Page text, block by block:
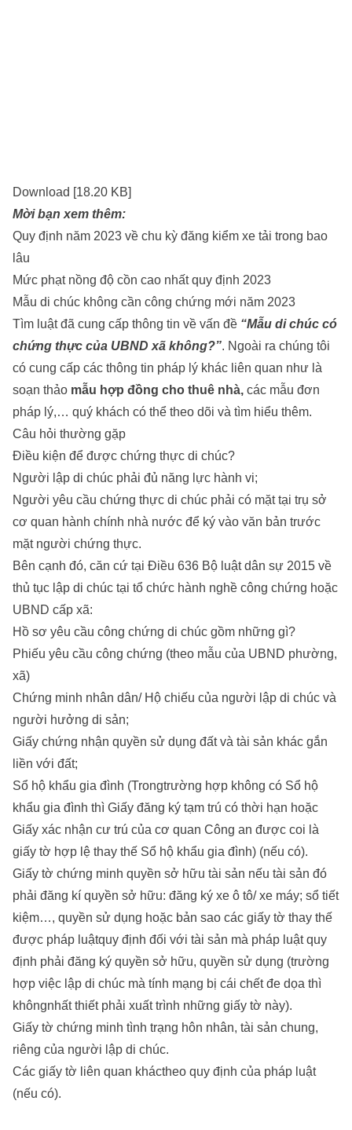
Download [18.20 KB]
Mời bạn xem thêm:
Quy định năm 2023 về chu kỳ đăng kiểm xe tải trong bao
lâu
Mức phạt nồng độ cồn cao nhất quy định 2023
Mẫu di chúc không cần công chứng mới năm 2023
Tìm luậtđã cung cấp thông tin về vấn đề “Mẫu di chúc có
chứng thực của UBND xã không?”. Ngoài ra chúng tôi
có cung cấp các thông tin pháp lý khác liên quan như là
soạn thảo mẫu hợp đồng cho thuê nhà, các mẫu đơn
pháp lý,… quý khách có thể theo dõi và tìm hiểu thêm.
Câu hỏi thường gặp
Điều kiện để được chứng thực di chúc?
Người lập di chúc phải đủ năng lực hành vi;
Người yêu cầu chứng thực di chúc phải có mặt tại trụ sở
cơ quan hành chính nhà nước để ký vào văn bản trước
mặt người chứng thực.
Bên cạnh đó, căn cứ tại Điều 636 Bộ luật dân sự 2015 về
thủ tục lập di chúc tại tổ chức hành nghề công chứng hoặc
UBND cấp xã:
Hồ sơ yêu cầu công chứng di chúc gồm những gì?
Phiếu yêu cầu công chứng (theo mẫu của UBND phường,
xã)
Chứng minh nhân dân/ Hộ chiếu của người lập di chúc và
người hưởng di sản;
Giấy chứng nhận quyền sử dụng đất và tài sản khác gắn
liền với đất;
Sổ hộ khẩu gia đình (Trongtrường hợp không có Sổ hộ
khẩu gia đình thì Giấy đăng ký tạm trú có thời hạn hoặc
Giấy xác nhận cư trú của cơ quan Công an được coi là
giấy tờ hợp lệ thay thế Sổ hộ khẩu gia đình) (nếu có).
Giấy tờ chứng minh quyền sở hữu tài sản nếu tài sản đó
phải đăng kí quyền sở hữu: đăng ký xe ô tô/ xe máy; sổ tiết
kiệm…, quyền sử dụng hoặc bản sao các giấy tờ thay thế
được pháp luậtquy định đối với tài sản mà pháp luật quy
định phải đăng ký quyền sở hữu, quyền sử dụng (trường
hợp việc lập di chúc mà tính mạng bị cái chết đe dọa thì
khôngnhất thiết phải xuất trình những giấy tờ này).
Giấy tờ chứng minh tình trạng hôn nhân, tài sản chung,
riêng của người lập di chúc.
Các giấy tờ liên quan kháctheo quy định của pháp luật
(nếu có).